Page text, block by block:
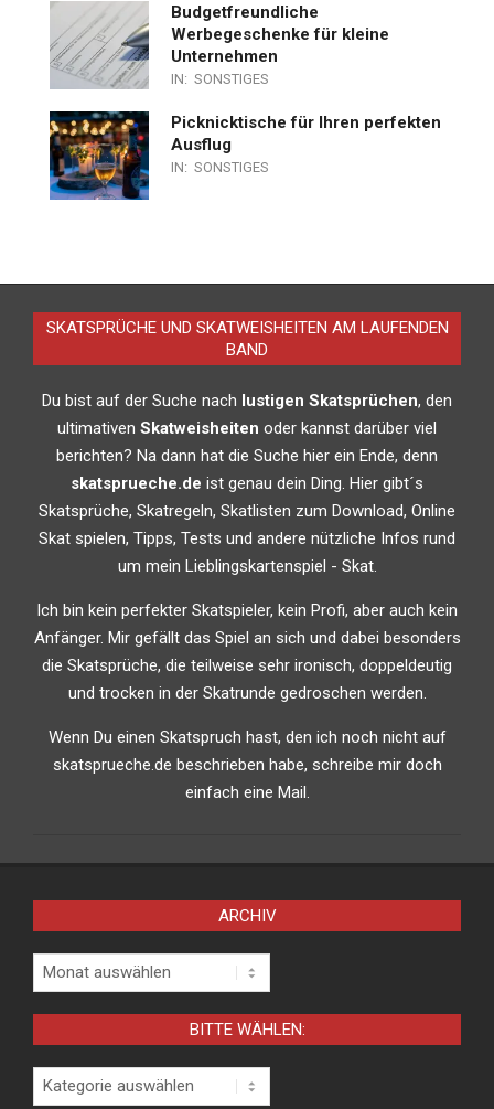
Budgetfreundliche
Werbegeschenke für kleine
Unternehmen
IN: SONSTIGES
Picknicktische für Ihren perfekten
Ausflug
IN: SONSTIGES
SKATSPRÜCHE UND SKATWEISHEITEN AM LAUFENDEN
BAND
Du bist auf der Suche nach lustigen Skatsprüchen, den
ultimativen Skatweisheiten oder kannst darüber viel
berichten? Na dann hat die Suche hier ein Ende, denn
skatsprueche.de ist genau dein Ding. Hier gibt´s
Skatsprüche, Skatregeln, Skatlisten zum Download, Online
Skat spielen, Tipps, Tests und andere nützliche Infos rund
um mein Lieblingskartenspiel - Skat.
Ich bin kein perfekter Skatspieler, kein Profi, aber auch kein
Anfänger. Mir gefällt das Spiel an sich und dabei besonders
die Skatsprüche, die teilweise sehr ironisch, doppeldeutig
und trocken in der Skatrunde gedroschen werden.
Wenn Du einen Skatspruch hast, den ich noch nicht auf
skatsprueche.de beschrieben habe, schreibe mir doch
einfach eine Mail.
ARCHIV
Archiv
BITTE WÄHLEN:
Bitte
wählen: